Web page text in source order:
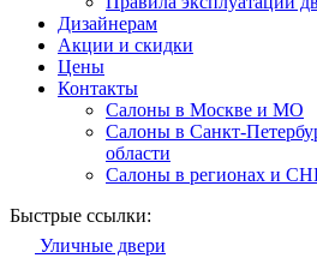
Дизайнерам
Акции и скидки
Цены
Контакты
Салоны в Москве и МО
Салоны в Санкт-
области
Салоны в регионах и
Быстрые ссылки:
Уличные двери